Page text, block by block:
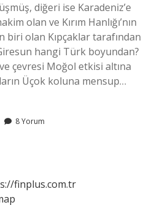
diğeri ise Karadeniz’e
olan ve Kırım Hanlığı’nın
biri olan Kıpçaklar tarafından
hangi Türk boyundan?
çevresi Moğol etkisi altına
Üçok koluna mensup…
8 Yorum
finplus.com.tr